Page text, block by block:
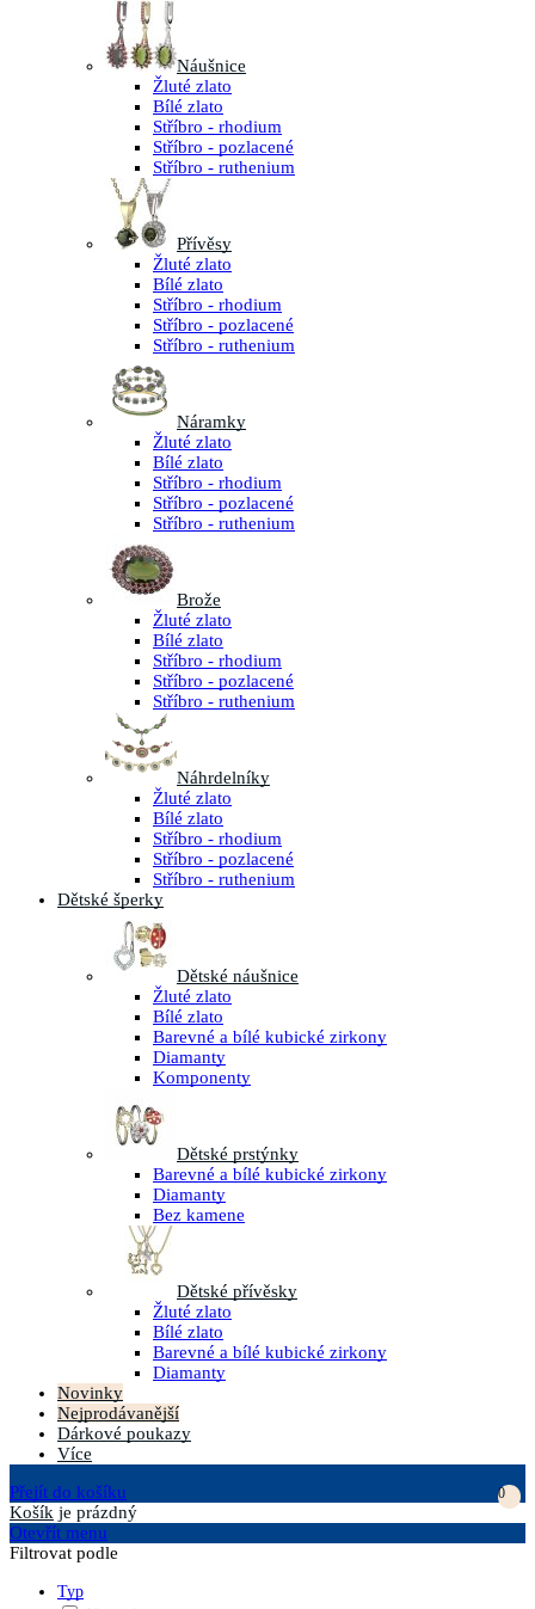
Náušnice
Žluté zlato
Bílé zlato
Stříbro - rhodium
Stříbro - pozlacené
Stříbro - ruthenium
Přívěsy
Žluté zlato
Bílé zlato
Stříbro - rhodium
Stříbro - pozlacené
Stříbro - ruthenium
Náramky
Žluté zlato
Bílé zlato
Stříbro - rhodium
Stříbro - pozlacené
Stříbro - ruthenium
Brože
Žluté zlato
Bílé zlato
Stříbro - rhodium
Stříbro - pozlacené
Stříbro - ruthenium
Náhrdelníky
Žluté zlato
Bílé zlato
Stříbro - rhodium
Stříbro - pozlacené
Stříbro - ruthenium
Dětské šperky
Dětské náušnice
Žluté zlato
Bílé zlato
Barevné a bílé kubické zirkony
Diamanty
Komponenty
Dětské prstýnky
Barevné a bílé kubické zirkony
Diamanty
Bez kamene
Dětské přívěsky
Žluté zlato
Bílé zlato
Barevné a bílé kubické zirkony
Diamanty
Novinky
Nejprodávanější
Dárkové poukazy
Více
Přejít do košíku
0
Košík je prázdný
Otevřít menu
Filtrovat podle
Typ